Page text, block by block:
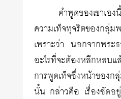
คำพูดของเขาเ
ความเท็จทุจริตของกลุ่
เพราะว่า นอกจากพระ
อะไรที่จะต้องหลีกหลบ
การพูดเท็จซึ่งหน้าของก
นั้น กล่าวคือ เรื่องชัดอ